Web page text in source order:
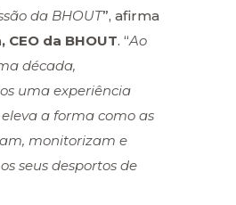
da BHOUT”, afirma
da BHOUT. “Ao
década,
uma experiência
a forma como as
monitorizam e
seus desportos de